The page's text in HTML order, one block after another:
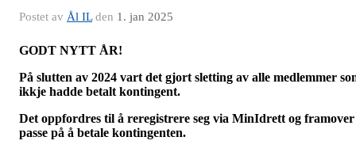
Postet av Ål ILden 1. jan 2025
GODT NYTT ÅR!
På slutten av 2024 vart det gjort sletting av alle medlemmer
ikkje hadde betalt kontingent.
Det oppfordres til å reregistrere seg via MinIdrett og framover
passe på å betale kontingenten.